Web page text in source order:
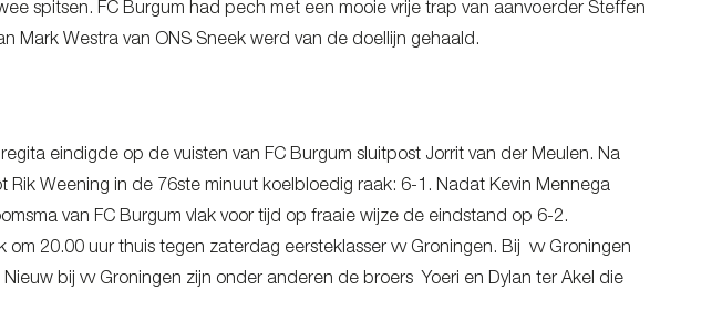
spitsen. FC Burgum had pech met een mooie vrije trap van aanvoerder Steffen
Mark Westra van ONS Sneek werd van de doellijn gehaald.
eindigde op de vuisten van FC Burgum sluitpost Jorrit van der Meulen. Na
Weening in de 76ste minuut koelbloedig raak: 6-1. Nadat Kevin Mennega
van FC Burgum vlak voor tijd op fraaie wijze de eindstand op 6-2.
20.00 uur thuis tegen zaterdag eersteklasser vv Groningen. Bij vv Groningen
bij vv Groningen zijn onder anderen de broers Yoeri en Dylan ter Akel die